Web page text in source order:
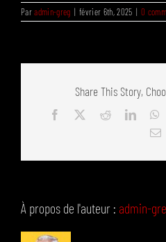
Paradmin-greg | février 6th, 2025 | 0
Share This Story,
Facebook Reddit
À propos de l'auteur : admin-